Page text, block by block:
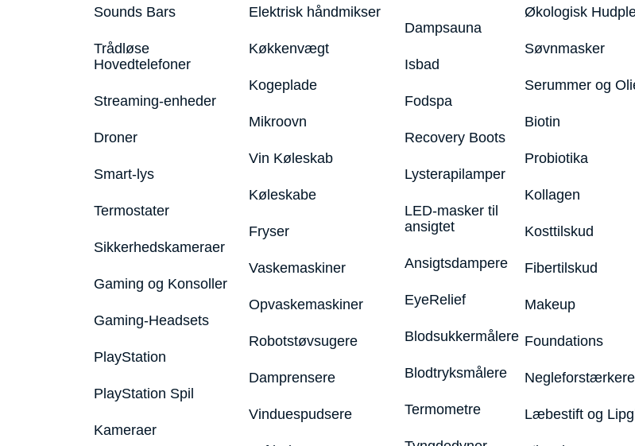
Sounds Bars
Trådløse
Hovedtelefoner
Streaming-enheder
Droner
Smart-lys
Termostater
Sikkerhedskameraer
Gaming og Konsoller
Gaming-Headsets
PlayStation
PlayStation Spil
Kameraer
Elektrisk håndmikser
Køkkenvægt
Kogeplade
Mikroovn
Vin Køleskab
Køleskabe
Fryser
Vaskemaskiner
Opvaskemaskiner
Robotstøvsugere
Damprensere
Vinduespudsere
Dampsauna
Isbad
Fodspa
Recovery Boots
Lysterapilamper
LED-masker til
ansigtet
Ansigtsdampere
EyeRelief
Blodsukkermålere
Blodtryksmålere
Termometre
Økologisk
Søvnmasker
Serummer og
Biotin
Probiotika
Kollagen
Kosttilskud
Fibertilskud
Makeup
Foundations
Negleforstærkere
Læbestift og